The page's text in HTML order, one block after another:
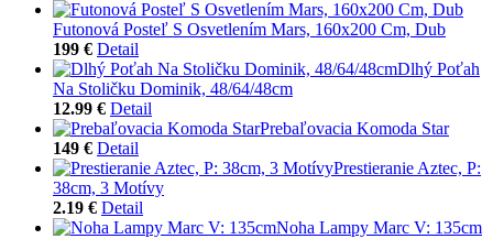
Futonová Posteľ S Osvetlením Mars, 160x200 Cm, Dub
199 € Detail
Dlhý Poťah
Na Stoličku Dominik, 48/64/48cm
12.99 € Detail
Prebaľovacia Komoda Star
149 € Detail
Prestieranie Aztec, P:
38cm, 3 Motívy
2.19 € Detail
Noha Lampy Marc V: 135cm